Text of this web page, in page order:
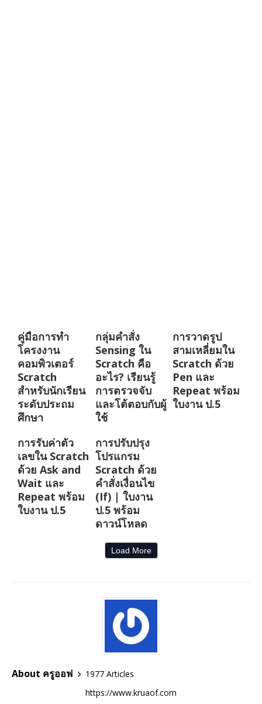
คู่มือการทำ
โครงงาน
คอมพิวเตอร์
Scratch
สำหรับนักเรียน
ระดับประถม
ศึกษา
กลุ่มคำสั่ง
Sensing ใน
Scratch คือ
อะไร? เรียนรู้
การตรวจจับ
และโต้ตอบกับผู้
ใช้
การวาดรูป
สามเหลี่ยมใน
Scratch ด้วย
Pen และ
Repeat พร้อม
ใบงาน ป.5
การรับค่าตัว
เลขใน Scratch
ด้วย Ask and
Wait และ
Repeat พร้อม
ใบงาน ป.5
การปรับปรุง
โปรแกรม
Scratch ด้วย
คำสั่งเงื่อนไข
(If) | ใบงาน
ป.5 พร้อม
ดาวน์โหลด
Load More
About ครูออฟ
1977 Articles
https://www.kruaof.com